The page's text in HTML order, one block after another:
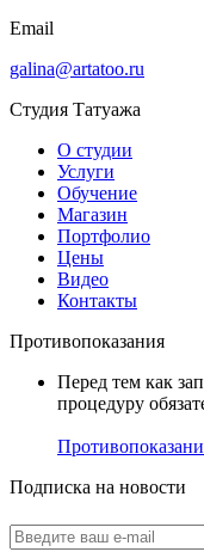
Email
galina@artatoo.ru
Студия Татуажа
О студии
Услуги
Обучение
Магазин
Портфолио
Цены
Видео
Контакты
Противопоказания
Перед тем как
процедуру
Подписка на новости